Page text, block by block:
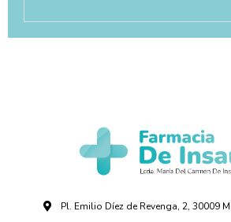
Pl. Emilio Díez de Revenga, 2, 30009